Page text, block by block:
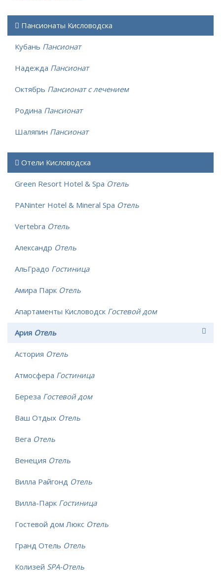
Пансионаты Кисловодска
Кубань Пансионат
Надежда Пансионат
Октябрь Пансионат с лечением
Родина Пансионат
Шаляпин Пансионат
Отели Кисловодска
Green Resort Hotel & Spa Отель
PANinter Hotel & Mineral Spa Отель
Vertebra Отель
Александр Отель
АльГрадо Гостиница
Амира Парк Отель
Апартаменты Кисловодск Гостевой дом
Ария Отель
Астория Отель
Атмосфера Гостиница
Береза Гостевой дом
Ваш Отдых Отель
Вега Отель
Венеция Отель
Вилла Райгонд Отель
Вилла-Парк Гостиница
Гостевой дом Люкс Отель
Гранд Отель Отель
Колизей SPA-Отель